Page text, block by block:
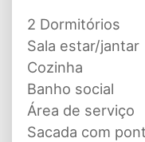
2 Dormitórios
Sala estar/jantar
Cozinha
Banho social
Área de serviço
Sacada com